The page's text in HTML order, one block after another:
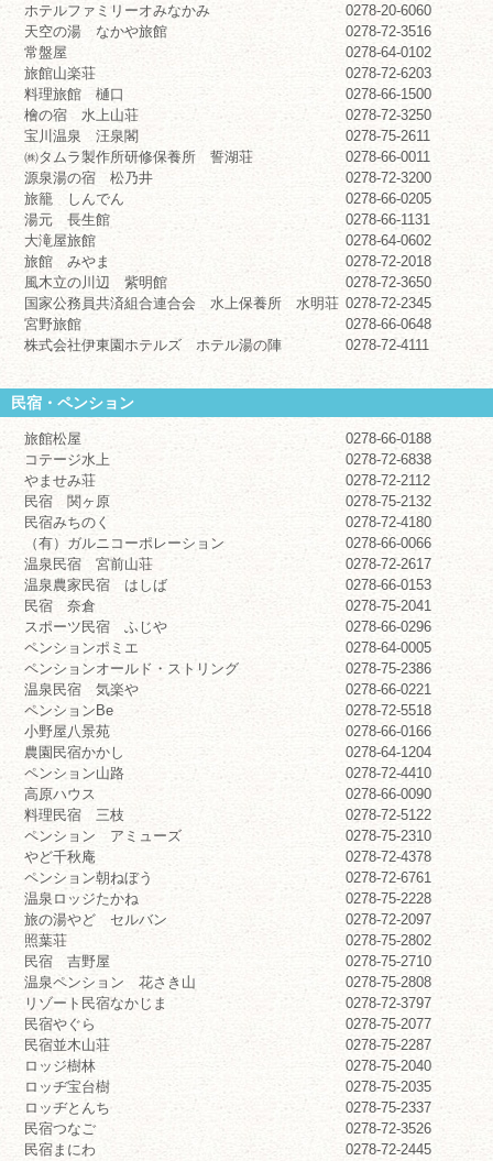
ホテルファミリーオみなかみ
0278-20-6060
天空の湯 なかや旅館
0278-72-3516
常盤屋
0278-64-0102
旅館山楽荘
0278-72-6203
料理旅館 樋口
0278-66-1500
檜の宿 水上山荘
0278-72-3250
宝川温泉 汪泉閣
0278-75-2611
㈱タムラ製作所研修保養所 誓湖荘
0278-66-0011
源泉湯の宿 松乃井
0278-72-3200
旅籠 しんでん
0278-66-0205
湯元 長生館
0278-66-1131
大滝屋旅館
0278-64-0602
旅館 みやま
0278-72-2018
風木立の川辺 紫明館
0278-72-3650
国家公務員共済組合連合会 水上保養所 水明荘 0278-72-2345
宮野旅館
0278-66-0648
株式会社伊東園ホテルズ ホテル湯の陣
0278-72-4111
民宿・ペンション
旅館松屋
0278-66-0188
コテージ水上
0278-72-6838
やませみ荘
0278-72-2112
民宿 関ヶ原
0278-75-2132
民宿みちのく
0278-72-4180
（有）ガルニコーポレーション
0278-66-0066
温泉民宿 宮前山荘
0278-72-2617
温泉農家民宿 はしば
0278-66-0153
民宿 奈倉
0278-75-2041
スポーツ民宿 ふじや
0278-66-0296
ペンションポミエ
0278-64-0005
ペンションオールド・ストリング
0278-75-2386
温泉民宿 気楽や
0278-66-0221
ペンションBe
0278-72-5518
小野屋八景苑
0278-66-0166
農園民宿かかし
0278-64-1204
ペンション山路
0278-72-4410
高原ハウス
0278-66-0090
料理民宿 三枝
0278-72-5122
ペンション アミューズ
0278-75-2310
やど千秋庵
0278-72-4378
ペンション朝ねぼう
0278-72-6761
温泉ロッジたかね
0278-75-2228
旅の湯やど セルバン
0278-72-2097
照葉荘
0278-75-2802
民宿 吉野屋
0278-75-2710
温泉ペンション 花さき山
0278-75-2808
リゾート民宿なかじま
0278-72-3797
民宿やぐら
0278-75-2077
民宿並木山荘
0278-75-2287
ロッジ樹林
0278-75-2040
ロッヂ宝台樹
0278-75-2035
ロッヂとんち
0278-75-2337
民宿つなご
0278-72-3526
民宿まにわ
0278-72-2445